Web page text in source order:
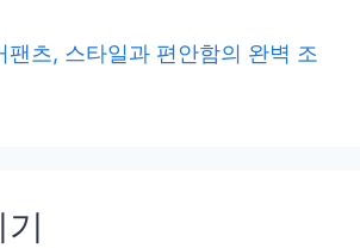
팬츠, 스타일과 편안함의 완벽 조